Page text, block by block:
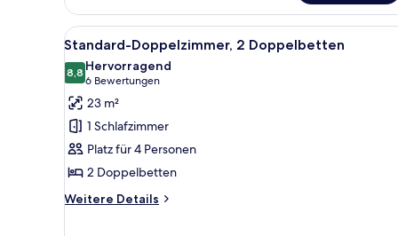
Zimmer,
1 King-
Bett,
Balkon
Alle
Fotos
für
Standard-
Doppelzimmer,
2 Doppelbetten
anzeigen
Standard-Doppelzimmer, 2
5
Standard-Doppelzimmer, 2 Doppelbetten
8,88,8 von 10
Hervorragend
6 Bewertungen
(6
Bewertungen)
23 m²
1 Schlafzimmer
Platz für 4 Personen
2 Doppelbetten
Weitere Details
Weitere